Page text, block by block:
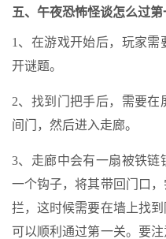
五、午夜恐怖怪谈怎么过第
1、在游戏开始后，玩家
开谜题。
2、找到门把手后，需要
间门，然后进入走廊。
3、走廊中会有一扇被铁链
一个钩子，将其带回门口
拦，这时候需要在墙上找
可以顺利通过第一关。要